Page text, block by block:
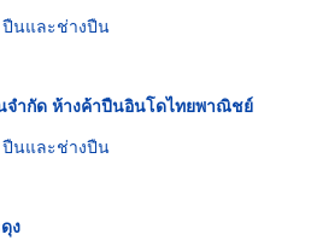
ปืนและช่างปืน
จำกัด ห้างค้าปืนอินโดไทยพาณิชย์
ปืนและช่างปืน
ง